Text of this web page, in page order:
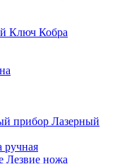
Ключ Кобра
Лазерный
ручная
Лезвие ножа